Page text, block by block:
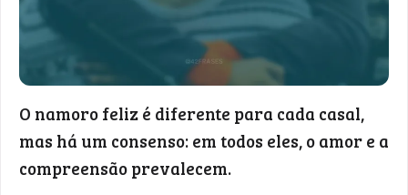
O namoro feliz é diferente para cada casal,
mas há um consenso: em todos eles, o amor e a
compreensão prevalecem.